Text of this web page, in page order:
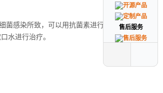
菌感染所致，可以用抗菌素进行治疗，
水进行治疗。
售后服务
售后服务